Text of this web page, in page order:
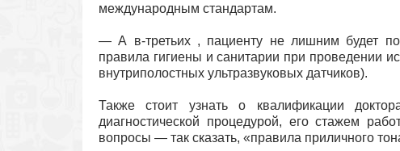
международным стандартам.
— А в-третьих , пациенту не лишним будет
правила гигиены и санитарии при проведении
внутриполостных ультразвуковых датчиков).
Также стоит узнать о квалификации
диагностической процедурой, его стажем
вопросы — так сказать, «правила приличного